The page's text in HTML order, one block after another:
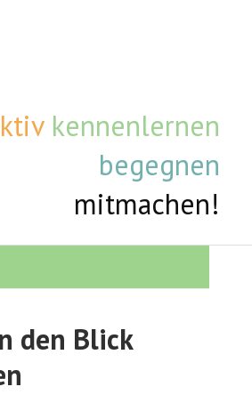
kennenlernen
begegnen
mitmachen!
den Blick